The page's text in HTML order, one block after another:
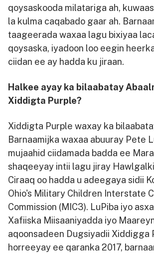
qoysaskooda milatariga ah,
la kulma caqabado gaar ah.
taageerada waxaa lagu bixiyaa
qoysaska, iyadoon loo eegin
ciidan ee ay hadda ku jiraan.
Halkee ayay ka bilaabatay
Xiddigta Purple?
Xiddigta Purple waxay ka
Barnaamijka waxaa abuuray Pete
mujaahid ciidamada badda ee
shaqeeyay intii lagu jiray
Ciraaq oo hadda u adeegaya sidii
Ohio's Military Children Interstate
Commission (MIC3). LuPiba iyo
Xafiiska Miisaaniyadda iyo
aqoonsadeen Dugsiyadii Xiddigga
horreeyay ee qaranka 2017,